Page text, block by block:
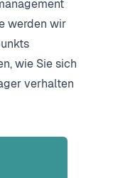
werden wir
wie Sie sich
verhalten